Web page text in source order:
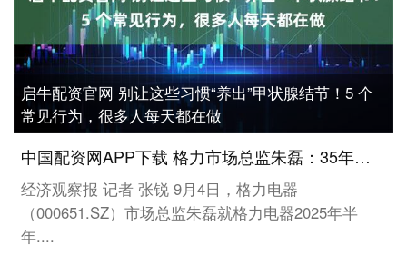
启牛配资官网 别让这些习惯“养出”甲状腺结节！5 个
常见行为，很多人每天都在做
中国配资网APP下载 格力市场总监朱磊：35年来格力从来不做价格战的冲动参与者，一直在做价值战的长期主义者
经济观察报 记者 张锐 9月4日，格力电器
（000651.SZ）市场总监朱磊就格力电器2025年半
年....